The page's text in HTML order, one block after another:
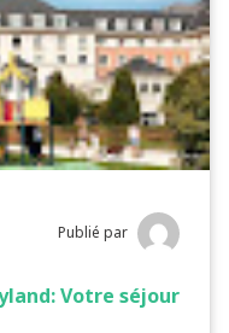
Publié par
Votre séjour